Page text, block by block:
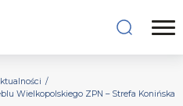
/
Wielkopolskiego ZPN – Strefa Konińska